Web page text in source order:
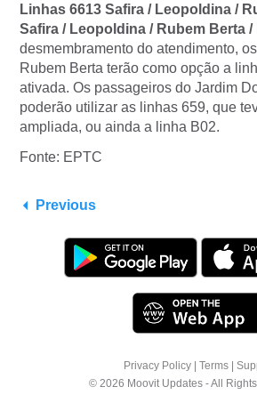
Linhas 6613 Safira / Leopoldina /
Safira / Leopoldina / Rubem Berta /
desmembramento do atendimento,
Rubem Berta terão como opção a
ativada. Os passageiros do Jardim
poderão utilizar as linhas 659, que
ampliada, ou ainda a linha B02.
Fonte: EPTC
Previous
Privacy Policy Terms
© 2026 Moovit Updates - All